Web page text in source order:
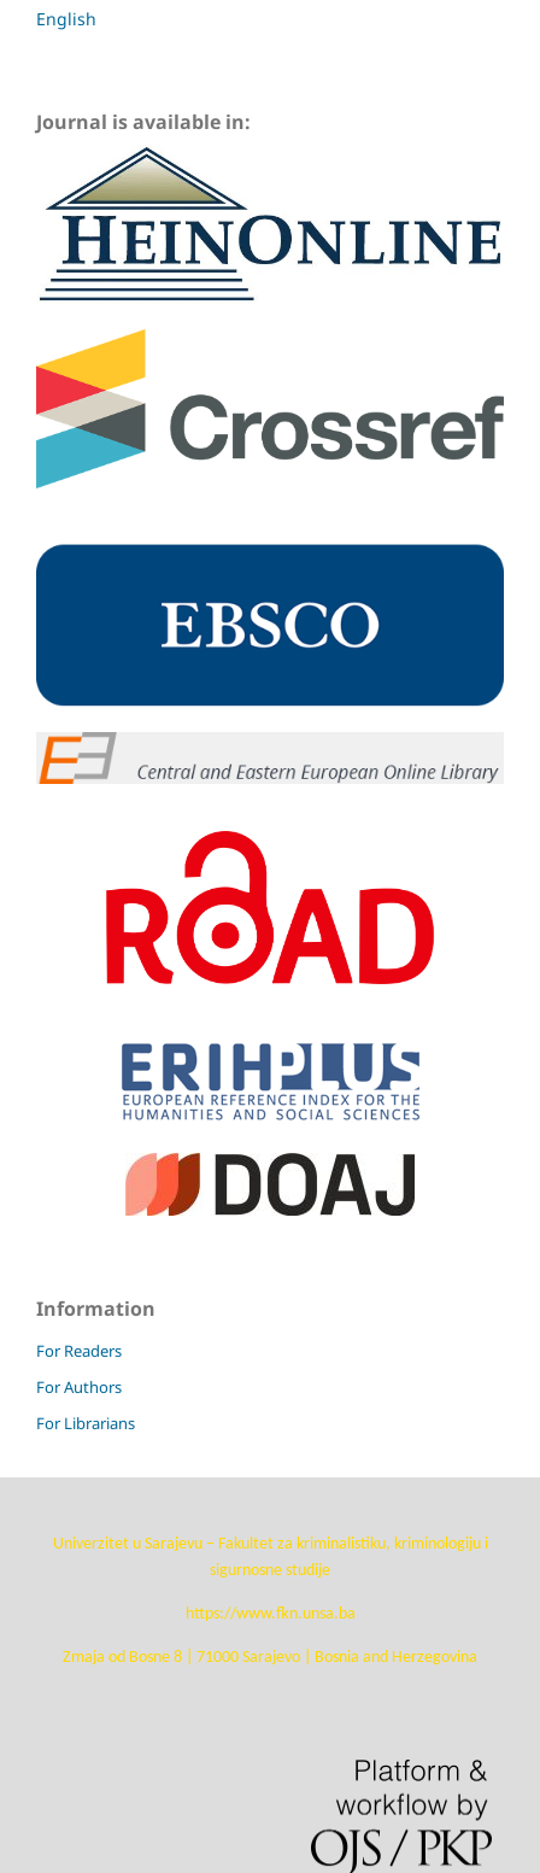
English
Journal is available in:
Information
For Readers
For Authors
For Librarians
Univerzitet u Sarajevu – Fakultet za kriminalistiku, kriminologiju i
sigurnosne studije
https://www.fkn.unsa.ba
Zmaja od Bosne 8 | 71000 Sarajevo | Bosnia and Herzegovina